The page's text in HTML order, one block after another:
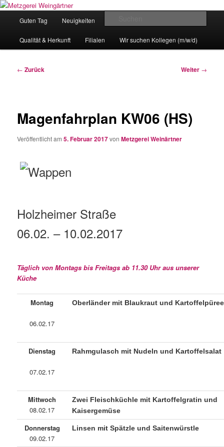
Zum
wechseln
Metzgerei Weingärtner
Eislingens leckere Adresse
Guten Tag Neuigkeiten
Qualität & Herkunft Filialen Wir suchen Kollegen (m/w/d)
Beitragsnavigation
← Zurück Weiter →
Magenfahrplan KW06 (HS)
Veröffentlicht am5. Februar 2017vonMetzgerei Weinärtner
Holzheimer Straße
06.02. – 10.02.2017
Täglich von Montags bis Freitags ab 11.30 Uhr aus unserer
Küche
Montag
06.02.17
Oberländer mit Blaukraut und Kartoffelpüree
Dienstag
07.02.17
Rahmgulasch mit Nudeln und Kartoffelsalat
Mittwoch
08.02.17
Zwei Fleischküchle mit Kartoffelgratin und
Kaisergemüse
Donnerstag
09.02.17
Linsen mit Spätzle und Saitenwürstle